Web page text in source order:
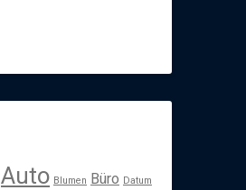
Auto Blumen Büro Datum